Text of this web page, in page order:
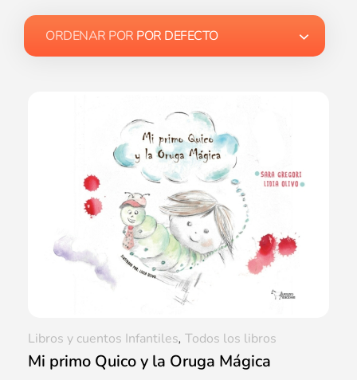
ORDENAR POR POR DEFECTO
Mi primo Quico y la Oruga Mágica
Libros y cuentos Infantiles, Todos los libros